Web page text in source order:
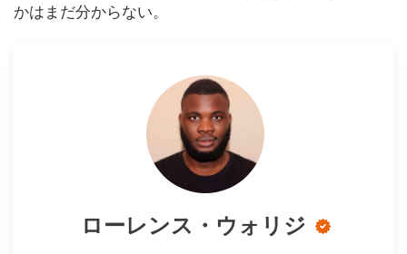
かはまだ分からない。
ローレンス・ウォリジ